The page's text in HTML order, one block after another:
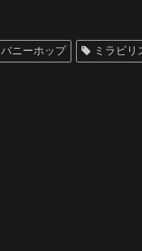
バニーホップ ミラビリ